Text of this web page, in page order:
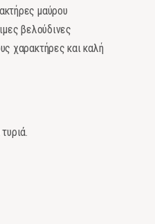
μαύρου
βελούδινες
χαρακτήρες και καλή